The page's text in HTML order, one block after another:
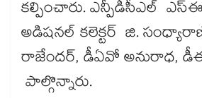
కల్పించారు. ఎన్పీడీసీఎల్
అడిషనల్​ కలెక్టర్ జి.
రాజేందర్, డీఏవో అనురాధ, డీఈ
పాల్గొన్నారు.